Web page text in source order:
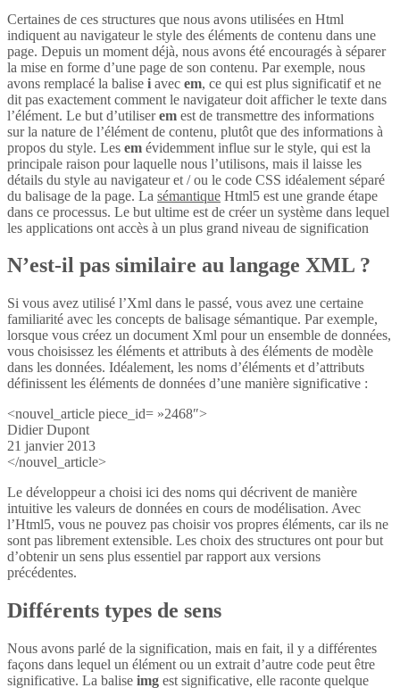
Certaines de ces structures que nous avons utilisées en Html
indiquent au navigateur le style des éléments de contenu dans une
page. Depuis un moment déjà, nous avons été encouragés à séparer
la mise en forme d’une page de son contenu. Par exemple, nous
avons remplacé la balise i avec em, ce qui est plus significatif et ne
dit pas exactement comment le navigateur doit afficher le texte dans
l’élément. Le but d’utiliserem est de transmettre des informations
sur la nature de l’élément de contenu, plutôt que des informations à
propos du style. Les em évidemment influe sur le style, qui est la
principale raison pour laquelle nous l’utilisons, mais il laisse les
détails du style au navigateur et / ou le code CSS idéalement séparé
du balisage de la page. La sémantique Html5 est une grande étape
dans ce processus. Le but ultime est de créer un système dans lequel
les applications ont accès à un plus grand niveau de signification
N’est-il pas similaire au langage XML ?
Si vous avez utilisé l’Xml dans le passé, vous avez une certaine
familiarité avec les concepts de balisage sémantique. Par exemple,
lorsque vous créez un document Xml pour un ensemble de données,
vous choisissez les éléments et attributs à des éléments de modèle
dans les données. Idéalement, les noms d’éléments et d’attributs
définissent les éléments de données d’une manière significative :
<nouvel_article piece_id= »2468″>
Didier Dupont
21 janvier 2013
</nouvel_article>
Le développeur a choisi ici des noms qui décrivent de manière
intuitive les valeurs de données en cours de modélisation. Avec
l’Html5, vous ne pouvez pas choisir vos propres éléments, car ils ne
sont pas librement extensible. Les choix des structures ont pour but
d’obtenir un sens plus essentiel par rapport aux versions
précédentes.
Différents types de sens
Nous avons parlé de la signification, mais en fait, il y a différentes
façons dans lequel un élément ou un extrait d’autre code peut être
significative. La balise img est significative, elle raconte quelque